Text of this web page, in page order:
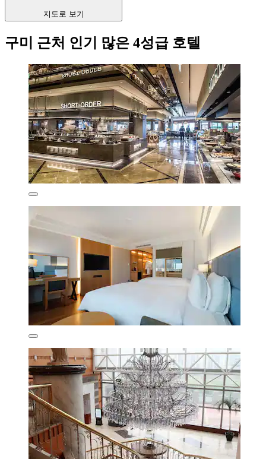
지도로 보기
구미 근처 인기 많은 4성급 호텔